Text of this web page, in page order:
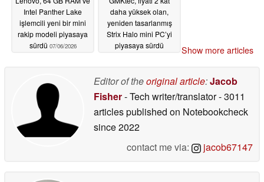
Intel Panther Lake
işlemcili yeni bir mini
rakip modeli piyasaya
sürdü 07/06/2026
daha yüksek olan,
yeniden tasarlanmış
Strix Halo mini PC’yi
piyasaya sürdü
Show more articles
Editor of theoriginal article:Jacob
Fisher- Tech writer/translator- 3011
articles published on Notebookcheck
since 2022
contact me via:
jacob67147